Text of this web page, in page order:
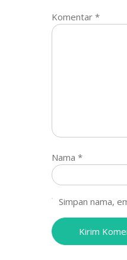
Komentar *
Nama *
Simpan nama,